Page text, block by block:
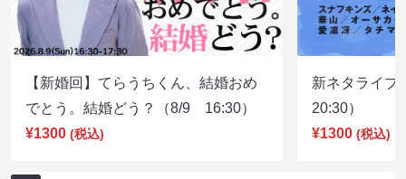
【新婚回】てらうちくん、結婚おめ
でとう。結婚どう？（8/9 16:30）
¥1300 (税込)
新ネタライ
20:30）
¥1300 (税込)